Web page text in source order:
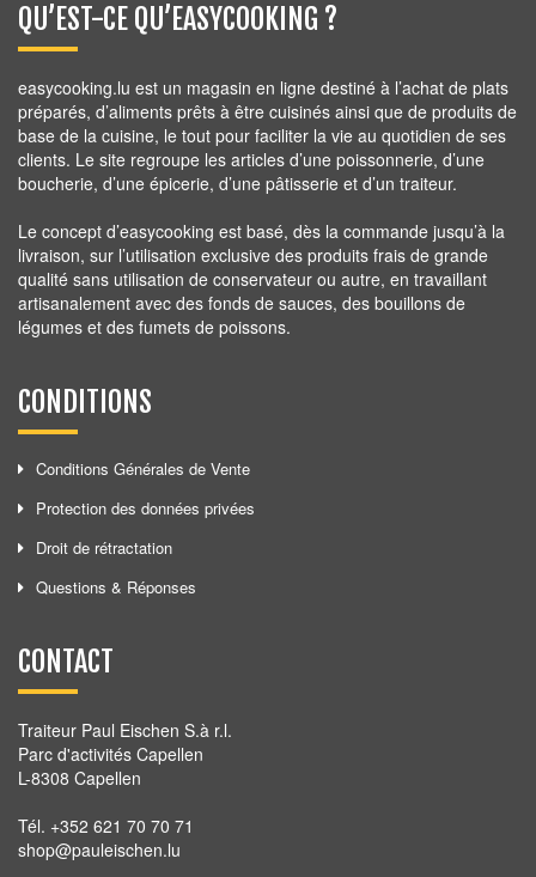
QU’EST-CE QU’EASYCOOKING ?
easycooking.lu est un magasin en ligne destiné à l’achat de plats
préparés, d’aliments prêts à être cuisinés ainsi que de produits de
base de la cuisine, le tout pour faciliter la vie au quotidien de ses
clients. Le site regroupe les articles d’une poissonnerie, d’une
boucherie, d’une épicerie, d’une pâtisserie et d’un traiteur.
Le concept d’easycooking est basé, dès la commande jusqu’à la
livraison, sur l’utilisation exclusive des produits frais de grande
qualité sans utilisation de conservateur ou autre, en travaillant
artisanalement avec des fonds de sauces, des bouillons de
légumes et des fumets de poissons.
CONDITIONS
Conditions Générales de Vente
Protection des données privées
Droit de rétractation
Questions & Réponses
CONTACT
Traiteur Paul Eischen S.à r.l.
Parc d'activités Capellen
L-8308 Capellen
Tél. +352 621 70 70 71
shop@pauleischen.lu